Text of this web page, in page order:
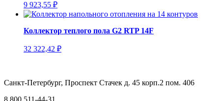
9 923,55 ₽
Коллектор теплого пола G2 RTP 14F
32 322,42 ₽
Санкт-Петербург, Проспект Стачек д. 45 корп.2 пом. 406